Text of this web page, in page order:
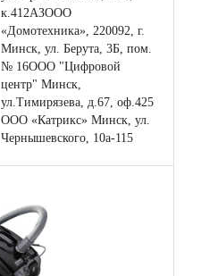
к.412АЗООО
«Домотехника», 220092, г.
Минск, ул. Берута, 3Б, пом.
№ 16ООО "Цифровой
центр" Минск,
ул.Тимирязева, д.67, оф.425
ООО «Катрикс» Минск, ул.
Чернышевского, 10а-115